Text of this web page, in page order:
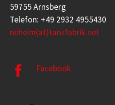
59755 Arnsberg
Telefon: +49 2932 4955430
neheim(at)tanzfabrik.net
Facebook